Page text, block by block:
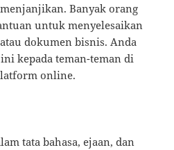
Banyak orang
untuk menyelesaikan
dokumen bisnis. Anda
kepada teman-teman di
online.
tata bahasa, ejaan, dan